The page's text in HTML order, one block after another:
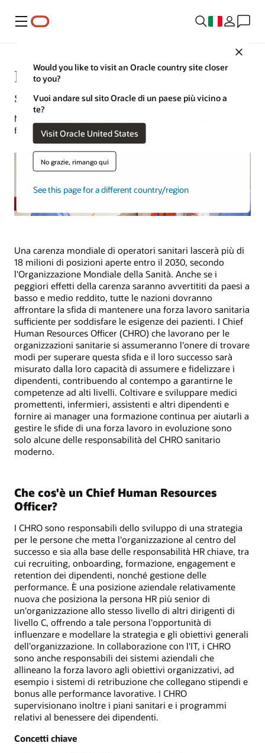
Menu
Would you like to visit an Oracle country site closer
to you?
Vuoi andare sul sito Oracle di un paese più vicino a
te?
Visit Oracle United States
No grazie, rimango qui
See this page for a different country/region
Il ruolo in evoluzione del CHRO
sanitario
Margaret Lindquist | Healthcare Content Strategist | 17
febbraio 2023
Una carenza mondiale di operatori sanitari lascerà più di
18 milioni di posizioni aperte entro il 2030, secondo
l'Organizzazione Mondiale della Sanità. Anche se i
peggiori effetti della carenza saranno avvertititi da paesi a
basso e medio reddito, tutte le nazioni dovranno
affrontare la sfida di mantenere una forza lavoro sanitaria
sufficiente per soddisfare le esigenze dei pazienti. I Chief
Human Resources Officer (CHRO) che lavorano per le
organizzazioni sanitarie si assumeranno l'onere di trovare
modi per superare questa sfida e il loro successo sarà
misurato dalla loro capacità di assumere e fidelizzare i
dipendenti, contribuendo al contempo a garantirne le
competenze ad alti livelli. Coltivare e sviluppare medici
promettenti, infermieri, assistenti e altri dipendenti e
fornire ai manager una formazione continua per aiutarli a
gestire le sfide di una forza lavoro in evoluzione sono
solo alcune delle responsabilità del CHRO sanitario
moderno.
Che cos'è un Chief Human Resources
Officer?
I CHRO sono responsabili dello sviluppo di una strategia
per le persone che metta l'organizzazione al centro del
successo e sia alla base delle responsabilità HR chiave, tra
cui recruiting, onboarding, formazione, engagement e
retention dei dipendenti, nonché gestione delle
performance. È una posizione aziendale relativamente
nuova che posiziona la persona HR più senior di
un'organizzazione allo stesso livello di altri dirigenti di
livello C, offrendo a tale persona l'opportunità di
influenzare e modellare la strategia e gli obiettivi generali
dell'organizzazione. In collaborazione con l'IT, i CHRO
sono anche responsabili dei sistemi aziendali che
allineano la forza lavoro agli obiettivi organizzativi, ad
esempio i sistemi di retribuzione che collegano stipendi e
bonus alle performance lavorative. I CHRO
supervisionano inoltre i piani sanitari e i programmi
relativi al benessere dei dipendenti.
Concetti chiave